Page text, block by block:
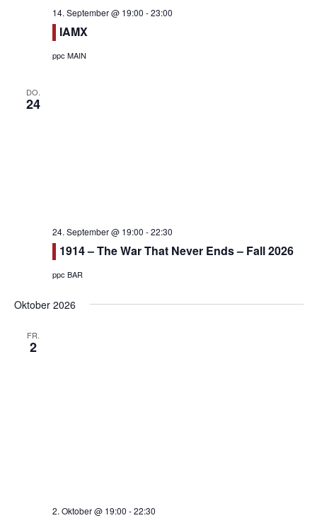
14. September @ 19:00 -23:00
IAMX
ppc MAIN
DO.
24
24. September @ 19:00 -22:30
1914 – The War That Never Ends – Fall 2026
ppc BAR
Oktober 2026
FR.
2
2. Oktober @ 19:00 -22:30